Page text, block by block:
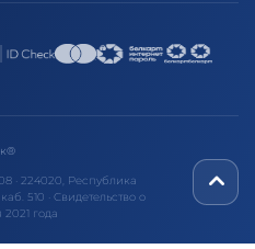
· 224020, Республика
510 · Свидетельство о
года